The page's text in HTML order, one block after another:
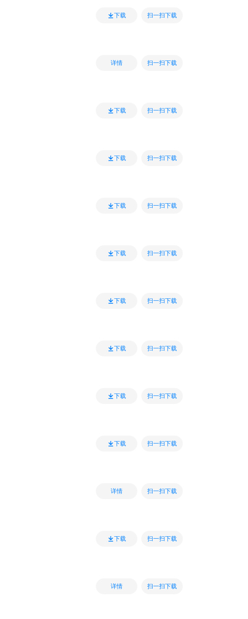
下载 扫一扫下载
详情 扫一扫下载
下载 扫一扫下载
下载 扫一扫下载
下载 扫一扫下载
下载 扫一扫下载
下载 扫一扫下载
下载 扫一扫下载
下载 扫一扫下载
下载 扫一扫下载
详情 扫一扫下载
下载 扫一扫下载
详情 扫一扫下载